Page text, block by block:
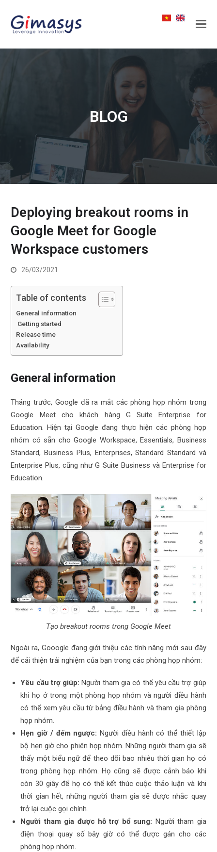
BLOG
Deploying breakout rooms in
Google Meet for Google
Workspace customers
26/03/2021
Table of contents
General information
Getting started
Release time
Availability
General information
Tháng trước, Google đã ra mắt các phòng họp nhóm trong
Google Meet cho khách hàng G Suite Enterprise for
Education. Hiện tại Google đang thực hiện các phòng họp
nhóm có sẵn cho Google Workspace, Essentials, Business
Standard, Business Plus, Enterprises, Standard Standard và
Enterprise Plus, cũng như G Suite Business và Enterprise for
Education.
Tạo breakout rooms trong Google Meet
Ngoài ra, Gooogle đang giới thiệu các tính năng mới sau đây
để cải thiện trải nghiệm của bạn trong các phòng họp nhóm:
Yêu cầu trợ giúp: Người tham gia có thể yêu cầu trợ giúp
khi họ ở trong một phòng họp nhóm và người điều hành
có thể xem yêu cầu từ bảng điều hành và tham gia phòng
họp nhóm.
Hẹn giờ / đếm ngược: Người điều hành có thể thiết lập
bộ hẹn giờ cho phiên họp nhóm. Những người tham gia sẽ
thấy một biểu ngữ để theo dõi bao nhiêu thời gian họ có
trong phòng họp nhóm. Họ cũng sẽ được cảnh báo khi
còn 30 giây để họ có thể kết thúc cuộc thảo luận và khi
thời gian hết, những người tham gia sẽ được nhắc quay
trở lại cuộc gọi chính.
Người tham gia được hỗ trợ bổ sung: Người tham gia
điện thoại quay số bây giờ có thể được gán cho các
phòng họp nhóm.